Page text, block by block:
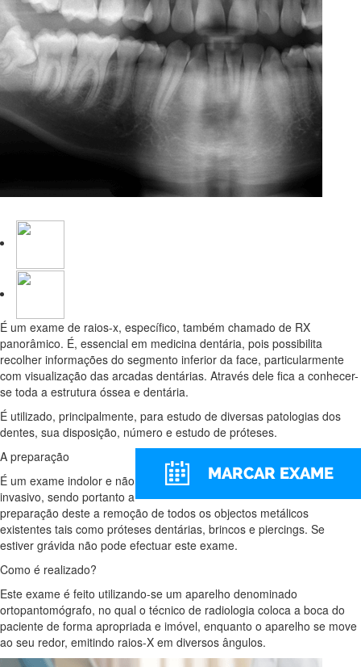
É um exame de raios-x, específico, também chamado de RX
panorâmico. É, essencial em medicina dentária, pois possibilita
recolher informações do segmento inferior da face, particularmente
com visualização das arcadas dentárias. Através dele fica a conhecer-
se toda a estrutura óssea e dentária.
É utilizado, principalmente, para estudo de diversas patologias dos
dentes, sua disposição, número e estudo de próteses.
A preparação
É um exame indolor e não
invasivo, sendo portanto a
preparação deste a remoção de todos os objectos metálicos
existentes tais como próteses dentárias, brincos e piercings. Se
estiver grávida não pode efectuar este exame.
Como é realizado?
Este exame é feito utilizando-se um aparelho denominado
ortopantomógrafo, no qual o técnico de radiologia coloca a boca do
paciente de forma apropriada e imóvel, enquanto o aparelho se move
ao seu redor, emitindo raios-X em diversos ângulos.